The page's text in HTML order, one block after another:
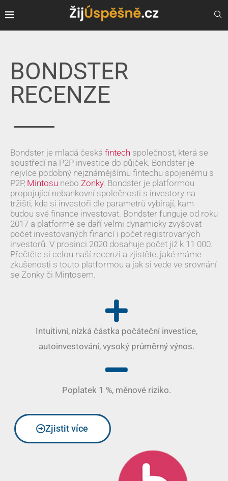
BONDSTER
RECENZE
Bondster je mladá česká fintech společnost, která se
soustředí na P2P investice do půjček. Bondster je
nejvíce podobný nejznámějšímu fintechu spojenému s
P2P, Mintosu nebo Zonky. Bondster je platformou
propojující nebankovní společnosti s investory na
tržišti, kde si investoři dle parametrů vybírají, kam
budou své finance investovat. Bondster funguje od roku
2017 a platformě se daří velmi dynamicky zvyšovat
počet investovaných financí i počet registrovaných
investorů. V prosinci 2020 dosahuje počet již k 11 000.
Přečtěte si celou naší recenzi a zjistěte, jaké máme
zkušenosti s touto platformou a jak si vede ve srovnání
se Zonky či Mintosem.
Intuitivní, nízká částka počáteční investice,
autoinvestování, vysoký průměrný výnos.
Poplatek 1 %, měnové riziko.
Zjistit více